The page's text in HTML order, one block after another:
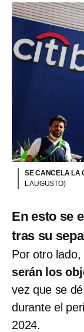
SE CANCELA LA
L AUGUSTO)
En esto se
tras su
Por otro
serán los
vez que se
durante el
2024.